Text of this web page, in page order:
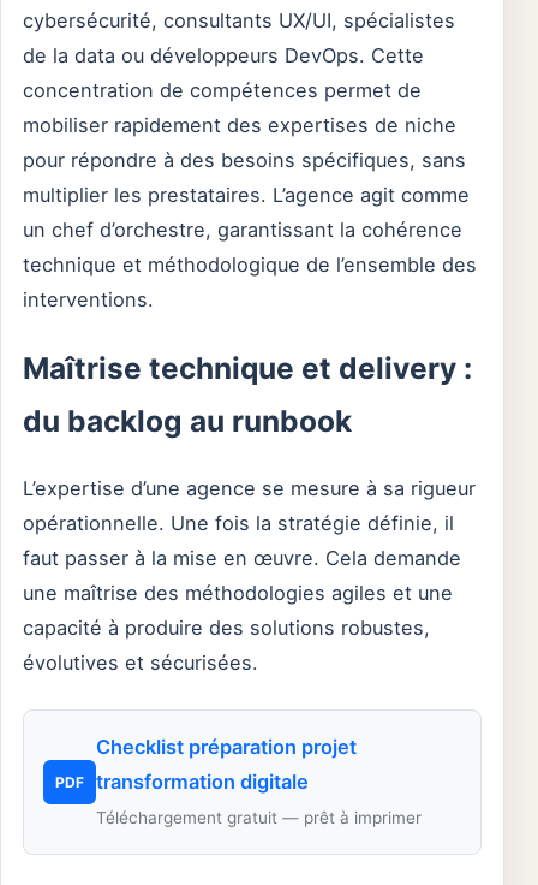
cybersécurité, consultants UX/UI, spécialistes
de la data ou développeurs DevOps. Cette
concentration de compétences permet de
mobiliser rapidement des expertises de niche
pour répondre à des besoins spécifiques, sans
multiplier les prestataires. L’agence agit comme
un chef d’orchestre, garantissant la cohérence
technique et méthodologique de l’ensemble des
interventions.
Maîtrise technique et delivery :
du backlog au runbook
L’expertise d’une agence se mesure à sa rigueur
opérationnelle. Une fois la stratégie définie, il
faut passer à la mise en œuvre. Cela demande
une maîtrise des méthodologies agiles et une
capacité à produire des solutions robustes,
évolutives et sécurisées.
PDF
Checklist préparation projet
transformation digitale
Téléchargement gratuit — prêt à imprimer